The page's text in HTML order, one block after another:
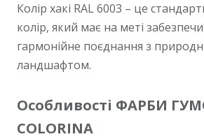
Колір хакі RAL 6003 – це
колір, який має на меті
гармонійне поєднання з
ландшафтом.
Особливості ФАРБИ
COLORINA